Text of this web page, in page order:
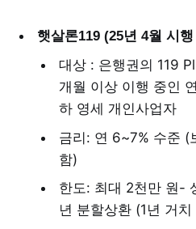
햇살론119 (25년 4월 시
대상 : 은행권의 119
개월 이상 이행 중인
하 영세 개인사업자
금리: 연 6~7% 수준 (
함)
한도: 최대 2천만 원-
년 분할상환 (1년 거치